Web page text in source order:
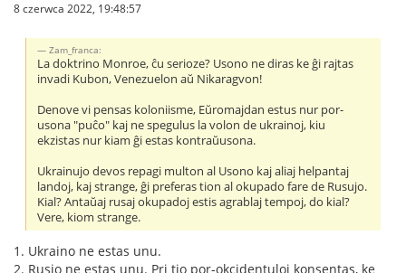
8 czerwca 2022, 19:48:57
Zam_franca:
La doktrino Monroe, ĉu serioze? Usono ne diras ke ĝi rajtas
invadi Kubon, Venezuelon aŭ Nikaragvon!
Denove vi pensas koloniisme, Eŭromajdan estus nur por-
usona "puĉo" kaj ne spegulus la volon de ukrainoj, kiu
ekzistas nur kiam ĝi estas kontraŭusona.
Ukrainujo devos repagi multon al Usono kaj aliaj helpantaj
landoj, kaj strange, ĝi preferas tion al okupado fare de Rusujo.
Kial? Antaŭaj rusaj okupadoj estis agrablaj tempoj, do kial?
Vere, kiom strange.
1. Ukraino ne estas unu.
2. Rusio ne estas unu. Pri tio por-okcidentuloj konsentas, ke